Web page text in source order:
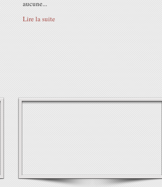
aucune...
Lire la suite